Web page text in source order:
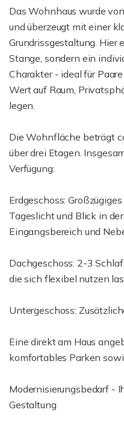
Das Wohnhaus wurde
und überzeugt mit einer
Grundrissgestaltung. Hier
Stange, sondern ein
Charakter - ideal für
Wert auf Raum,
legen.
Die Wohnfläche beträgt
über drei Etagen.
Verfügung:
Erdgeschoss:
Tageslicht und Blick in
Eingangsbereich und
Dachgeschoss: 2-3
die sich flexibel nutzen
Untergeschoss:
Eine direkt am Haus
komfortables Parken
Modernisierungsbedarf -
Gestaltung